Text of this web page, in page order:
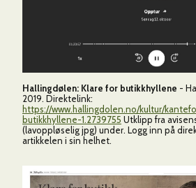
Hallingdølen: Klare for butikkhyllene -
2019. Direktelink:
https://www.hallingdolen.no/kultur/
butikkhyllene-1.2739755 Utklipp fra
(lavoppløselig jpg) under. Logg inn på
artikkelen i sin helhet.